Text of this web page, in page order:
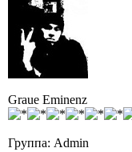
Graue Eminenz
Группа: Admin